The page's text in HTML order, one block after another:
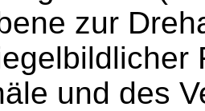
zur
und des